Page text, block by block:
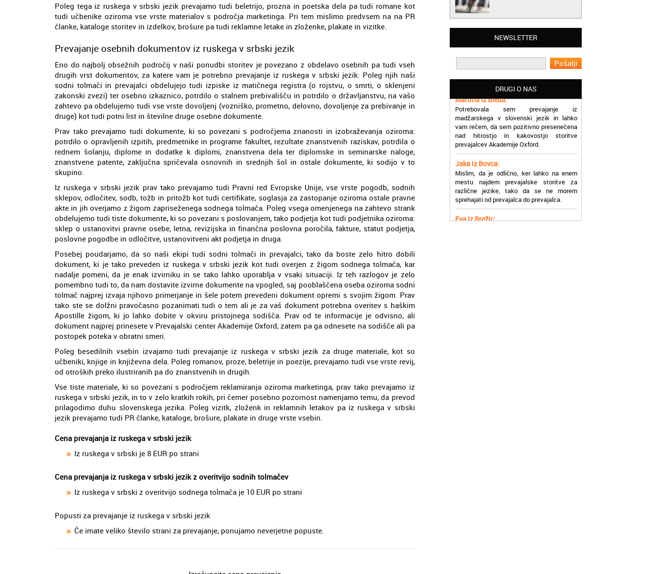
Poleg tega iz ruskega v srbski jezik prevajamo tudi beletrijo, prozna in poetska dela pa tudi romane kot
tudi učbenike oziroma vse vrste materialov s področja marketinga. Pri tem mislimo predvsem na na PR
članke, kataloge storitev in izdelkov, brošure pa tudi reklamne letake in zloženke, plakate in vizitke.
Prevajanje osebnih dokumentov iz ruskega v srbski jezik
Eno do najbolj obsežnih področij v naši ponudbi storitev je povezano z obdelavo osebnih pa tudi vseh
drugih vrst dokumentov, za katere vam je potrebno prevajanje iz ruskega v srbski jezik: Poleg njih naši
sodni tolmači in prevajalci obdelujejo tudi izpiske iz matičnega registra (o rojstvu, o smrti, o sklenjeni
zakonski zvezi) ter osebno izkaznico, potrdilo o stalnem prebivališču in potrdilo o državljanstvu, na vašo
zahtevo pa obdelujemo tudi vse vrste dovoljenj (vozniško, prometno, delovno, dovoljenje za prebivanje in
druge) kot tudi potni list in številne druge osebne dokumente.
Prav tako prevajamo tudi dokumente, ki so povezani s področjema znanosti in izobraževanja oziroma:
potrdilo o opravljenih izpitih, predmetnike in programe fakultet, rezultate znanstvenih raziskav, potrdila o
rednem šolanju, diplome in dodatke k diplomi, znanstvena dela ter diplomske in seminarske naloge,
znanstvene patente, zaključna spričevala osnovnih in srednjih šol in ostale dokumente, ki sodijo v to
skupino.
Iz ruskega v srbski jezik prav tako prevajamo tudi Pravni red Evropske Unije, vse vrste pogodb, sodnih
sklepov, odločitev, sodb, tožb in pritožb kot tudi certifikate, soglasja za zastopanje oziroma ostale pravne
akte in jih overjamo z žigom zapriseženega sodnega tolmača. Poleg vsega omenjenega na zahtevo strank
obdelujemo tudi tiste dokumente, ki so povezani s poslovanjem, tako podjetja kot tudi podjetnika oziroma:
sklep o ustanovitvi pravne osebe, letna, revizijska in finančna poslovna poročila, fakture, statut podjetja,
poslovne pogodbe in odločitve, ustanovitveni akt podjetja in druga.
Posebej poudarjamo, da so naši ekipi tudi sodni tolmači in prevajalci, tako da boste zelo hitro dobili
dokument, ki je tako preveden iz ruskega v srbski jezik kot tudi overjen z žigom sodnega tolmača, kar
nadalje pomeni, da je enak izvirniku in se tako lahko uporablja v vsaki situaciji. Iz teh razlogov je zelo
pomembno tudi to, da nam dostavite izvirne dokumente na vpogled, saj pooblaščena oseba oziroma sodni
tolmač najprej izvaja njihovo primerjanje in šele potem prevedeni dokument opremi s svojim žigom. Prav
tako ste se dolžni pravočasno pozanimati tudi o tem ali je za vaš dokument potrebna overitev s haškim
Apostille žigom, ki jo lahko dobite v okviru pristojnega sodišča. Prav od te informacije je odvisno, ali
dokument najprej prinesete v Prevajalski center Akademije Oxford, zatem pa ga odnesete na sodišče ali pa
postopek poteka v obratni smeri.
Poleg besedilnih vsebin izvajamo tudi prevajanje iz ruskega v srbski jezik za druge materiale, kot so
učbeniki, knjige in književna dela. Poleg romanov, proze, beletrije in poezije, prevajamo tudi vse vrste revij,
od otroških preko ilustriranih pa do znanstvenih in drugih.
Vse tiste materiale, ki so povezani s področjem reklamiranja oziroma marketinga, prav tako prevajamo iz
ruskega v srbski jezik, in to v zelo kratkih rokih, pri čemer posebno pozornost namenjamo temu, da prevod
prilagodimo duhu slovenskega jezika. Poleg vizitk, zloženk in reklamnih letakov pa iz ruskega v srbski
jezik prevajamo tudi PR članke, kataloge, brošure, plakate in druge vrste vsebin.
Cena prevajanja iz ruskega v srbski jezik
Iz ruskega v srbski je 8 EUR po strani
Cena prevajanja iz ruskega v srbski jezik z overitvijo sodnih tolmačev
Iz ruskega v srbski z overitvijo sodnega tolmača je 10 EUR po strani
Popusti za prevajanje iz ruskega v srbski jezik
Če imate veliko število strani za prevajanje, ponujamo neverjetne popuste.
NEWSLETTER
DRUGI O NAS
Matjaž iz Ajdovščine:
Lahko pohvalim vse zaposlene v Akademiji
Oxford, ker so resnično profesionalni in
prevajalske storitve opravljajo hitro in
Martina iz Bleda:
Potrebovala sem prevajanje iz
madžarskega v slovenski jezik in lahko
vam rečem, da sem pozitivno presenečena
nad hitrostjo in kakovostjo storitve
prevajalcev Akademije Oxford.
Jaka iz Bovca:
mestu najdem prevajalske storitve za
različne jezike, tako da se ne morem
sprehajati od prevajalca do prevajalca.
Eva iz Brežic:
jezik, na spletu sem našla Oxford, jih